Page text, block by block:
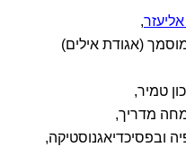
,
(אגודת אילים)
טמיר,
מדריך,
ובפסיכדיאגנוסטיקה,